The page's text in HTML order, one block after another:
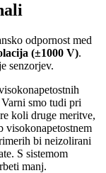
odpornost med
(±1000 V).
senzorjev.
Varni smo tudi pri
koli druge meritve,
visokonapetostnem
bi neizolirani
S sistemom
manj.